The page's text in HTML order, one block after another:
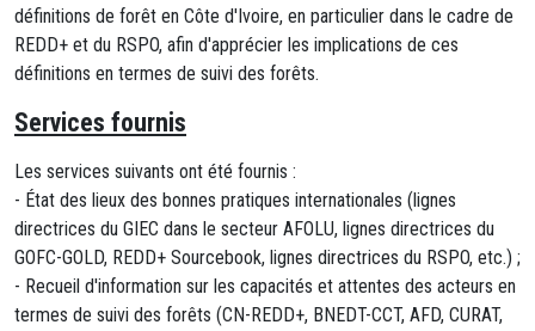
définitions de forêt en Côte d'Ivoire, en particulier dans le cadre de
REDD+ et du RSPO, afin d'apprécier les implications de ces
définitions en termes de suivi des forêts.
Services fournis
Les services suivants ont été fournis :
- État des lieux des bonnes pratiques internationales (lignes
directrices du GIEC dans le secteur AFOLU, lignes directrices du
GOFC-GOLD, REDD+ Sourcebook, lignes directrices du RSPO, etc.) ;
- Recueil d'information sur les capacités et attentes des acteurs en
termes de suivi des forêts (CN-REDD+, BNEDT-CCT, AFD, CURAT,